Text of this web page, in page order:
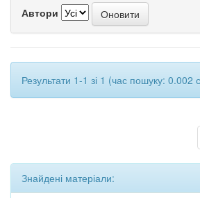
Автори
Результати 1-1 зі 1 (час пошуку: 0.002
Знайдені матеріали: